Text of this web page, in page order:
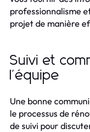
professionnalisme
projet de manière
Suivi et
l'équipe
Une bonne
le processus de
de suivi pour